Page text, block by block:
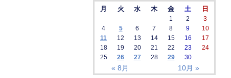
月 火 水 木 金 土 日
« 8月 10月 »
1 2
3
4
5 6 7 8 9
10
11
12 13 14 15 16
17
18
19 20 21 22 23
24
25
26 27 28 29 30